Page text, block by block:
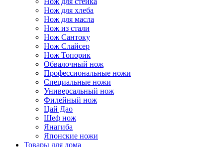
Нож для хлеба
Нож для масла
Нож из стали
Нож Сантоку
Нож Слайсер
Нож Топорик
Обвалочный нож
Профессиональные ножи
Специальные ножи
Универсальный нож
Филейный нож
Цай Дао
Шеф нож
Янагиба
Японские ножи
Товары для дома